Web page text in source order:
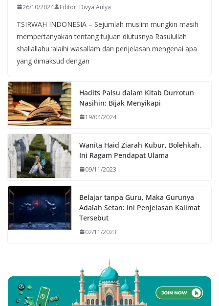
26/10/2024 Editor: Divya Aulya
TSIRWAH INDONESIA – Sejumlah muslim mungkin masih
mempertanyakan tentang tujuan diutusnya Rasulullah
shallallahu ‘alaihi wasallam dan penjelasan mengenai apa
yang dimaksud dengan
Hadits Palsu dalam Kitab Durrotun
Nasihin: Bijak Menyikapi
19/04/2024
Wanita Haid Ziarah Kubur, Bolehkah,
Ini Ragam Pendapat Ulama
09/11/2023
Belajar tanpa Guru, Maka Gurunya
Adalah Setan: Ini Penjelasan Kalimat
Tersebut
02/11/2023